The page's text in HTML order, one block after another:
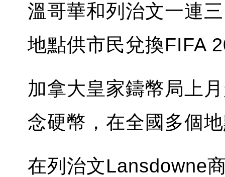
溫哥華和列治文一連
地點供市民兌換FIFA
加拿大皇家鑄幣局上
念硬幣，在全國多個
在列治文Lansdowne